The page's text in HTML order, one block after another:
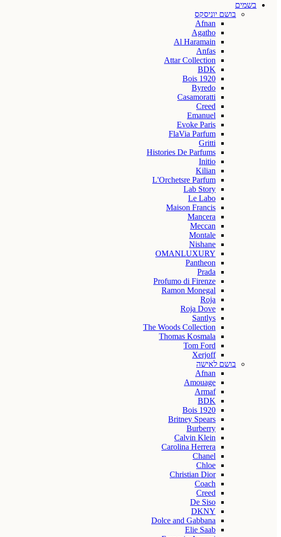
בשמים
בושם יוניסקס
Afnan
Agatho
Al Haramain
Anfas
Attar Collection
BDK
Bois 1920
Byredo
Casamoratti
Creed
Emanuel
Evoke Paris
FlaVia Parfum
Gritti
Histories De Parfums
Initio
Kilian
L'Orchetsre Parfum
Lab Story
Le Labo
Maison Francis
Mancera
Meccan
Montale
Nishane
OMANLUXURY
Pantheon
Prada
Profumo di Firenze
Ramon Monegal
Roja
Roja Dove
Santlys
The Woods Collection
Thomas Kosmala
Tom Ford
Xerjoff
בושם לאישה
Afnan
Amouage
Armaf
BDK
Bois 1920
Britney Spears
Burberry
Calvin Klein
Carolina Herrera
Chanel
Chloe
Christian Dior
Coach
Creed
De Siso
DKNY
Dolce and Gabbana
Elie Saab